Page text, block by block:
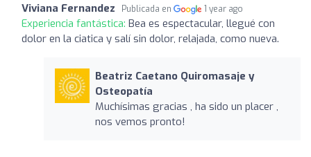
Viviana Fernandez Publicada en 1 year ago
Experiencia fantástica: Bea es espectacular, llegué con
dolor en la ciatica y salí sin dolor, relajada, como nueva.
Beatriz Caetano Quiromasaje y
Osteopatía
Muchísimas gracias , ha sido un placer ,
nos vemos pronto!